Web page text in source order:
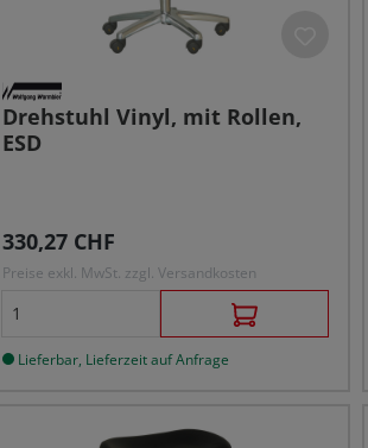
Drehstuhl Vinyl, mit Rollen,
ESD
Regulärer Preis:
330,27 CHF
Preise exkl. MwSt. zzgl. Versandkosten
Lieferbar, Lieferzeit auf Anfrage